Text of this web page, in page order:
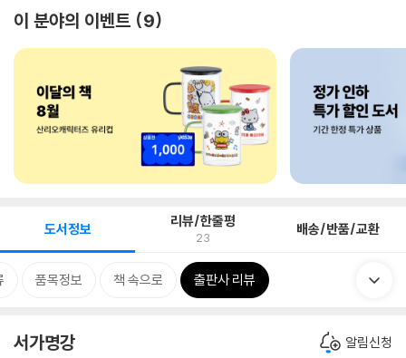
이 분야의 이벤트 9
도서정보 리뷰/한줄평
23 배송/반품/교환
품목정보 책 속으로 출판사 리뷰
서가명강 알림신청